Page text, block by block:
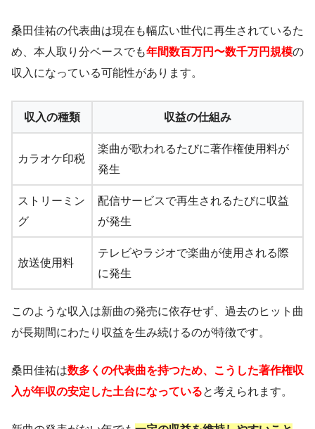
桑田佳祐の代表曲は現在も幅広い世代に再生されているた
め、本人取り分ベースでも年間数百万円〜数千万円規模の
収入になっている可能性があります。
収入の種類 収益の仕組み
カラオケ印税
楽曲が歌われるたびに著作権使用料が
発生
ストリーミン
グ
配信サービスで再生されるたびに収益
が発生
放送使用料
テレビやラジオで楽曲が使用される際
に発生
このような収入は新曲の発売に依存せず、過去のヒット曲
が長期間にわたり収益を生み続けるのが特徴です。
桑田佳祐は数多くの代表曲を持つため、こうした著作権収
入が年収の安定した土台になっていると考えられます。